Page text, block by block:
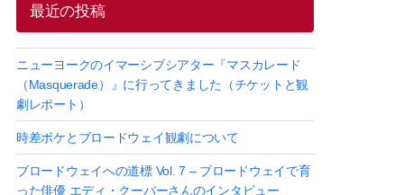
最近の投稿
ニューヨークのイマーシブシアター『マスカレード
（Masquerade）』に行ってきました（チケットと観
劇レポート）
時差ボケとブロードウェイ観劇について
ブロードウェイへの道標 Vol. 7 – ブロードウェイで育
った俳優 エディ・クーパーさんのインタビュー